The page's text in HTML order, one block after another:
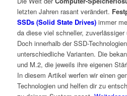
letzten Jahren rasant verändert.
SSDs (Solid State Drives)immer
da diese viel schneller,
Doch innerhalb der SSD-
unterschiedliche Varianten. Die
und M.2, die jeweils ihre eigenen
In diesem Artikel werfen wir einen
Technologien und helfen dir zu